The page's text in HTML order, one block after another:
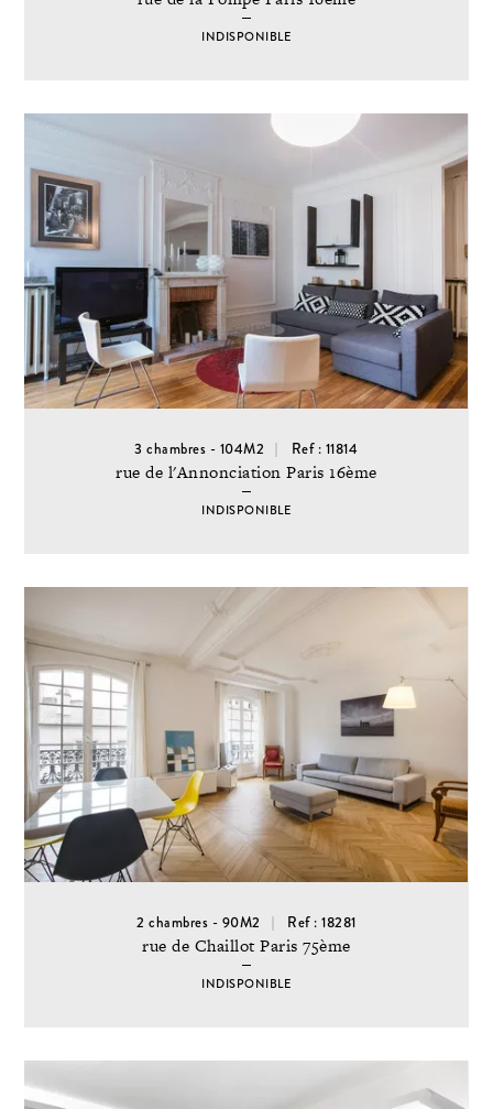
INDISPONIBLE
3 chambres - 104M2 Ref : 11814
rue de l'Annonciation Paris 16ème
INDISPONIBLE
2 chambres - 90M2 Ref : 18281
rue de Chaillot Paris 75ème
INDISPONIBLE